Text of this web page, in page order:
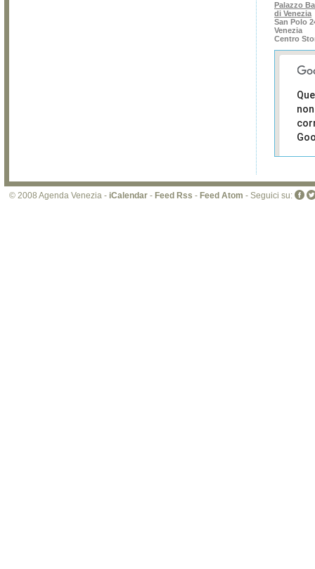
Palazzo
di Venezia
San Polo
Venezia
Centro
di
sito
© 2008 Agenda Venezia - iCalendar - Feed Rss - Feed Atom - Seguici su: